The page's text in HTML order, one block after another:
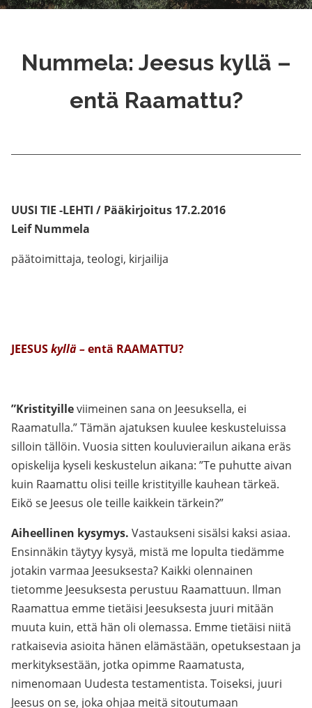
Nummela: Jeesus kyllä –
entä Raamattu?
UUSI TIE -LEHTI / Pääkirjoitus 17.2.2016
Leif Nummela
päätoimittaja, teologi, kirjailija
JEESUSkyllä –entä RAAMATTU?
”Kristityilleviimeinen sana on Jeesuksella, ei
Raamatulla.” Tämän ajatuksen kuulee keskusteluissa
silloin tällöin. Vuosia sitten kouluvierailun aikana eräs
opiskelija kyseli keskustelun aikana: ”Te puhutte aivan
kuin Raamattu olisi teille kristityille kauhean tärkeä.
Eikö se Jeesus ole teille kaikkein tärkein?”
Aiheellinen kysymys. Vastaukseni sisälsi kaksi asiaa.
Ensinnäkin täytyy kysyä, mistä me lopulta tiedämme
jotakin varmaa Jeesuksesta? Kaikki olennainen
tietomme Jeesuksesta perustuu Raamattuun. Ilman
Raamattua emme tietäisi Jeesuksesta juuri mitään
muuta kuin, että hän oli olemassa. Emme tietäisi niitä
ratkaisevia asioita hänen elämästään, opetuksestaan ja
merkityksestään, jotka opimme Raamatusta,
nimenomaan Uudesta testamentista. Toiseksi, juuri
Jeesus on se, joka ohjaa meitä sitoutumaan